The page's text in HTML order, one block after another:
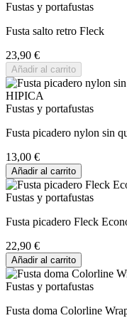
Fustas y portafustas
Fusta salto retro Fleck
23,90 €
Añadir al carrito
Fustas y portafustas
Fusta picadero nylon sin
13,00 €
Añadir al carrito
Fustas y portafustas
Fusta picadero Fleck
22,90 €
Añadir al carrito
Fustas y portafustas
Fusta doma Colorline